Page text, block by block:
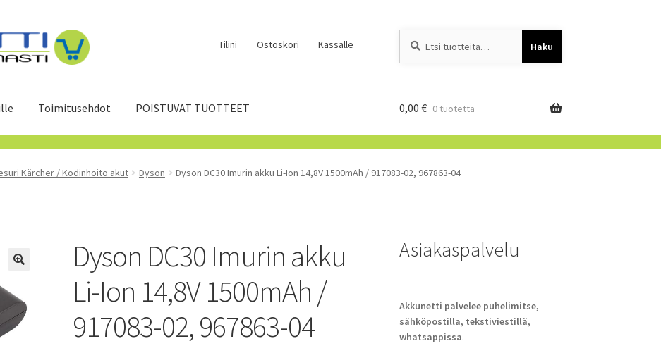
Tilini Ostoskori Kassalle Haku
Toimitusehdot POISTUVAT TUOTTEET 0,00 € 0 tuotetta
Kärcher / Kodinhoito akut Dyson Dyson DC30 Imurin akku Li-Ion 14,8V 1500mAh / 917083-02, 967863-04
Dyson DC30 Imurin akku
Li-Ion 14,8V 1500mAh /
917083-02, 967863-04
Asiakaspalvelu
Akkunetti palvelee puhelimitse,
sähköpostilla, tekstiviestillä,
whatsappissa.